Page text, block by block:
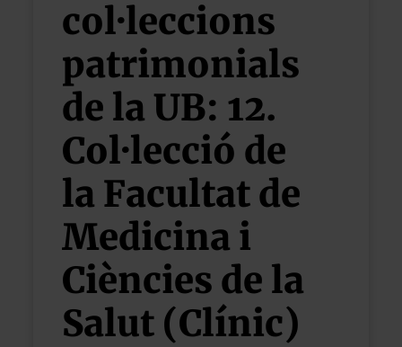
col·leccions
patrimonials
de la UB: 12.
Col·lecció de
la Facultat de
Medicina i
Ciències de la
Salut (Clínic)